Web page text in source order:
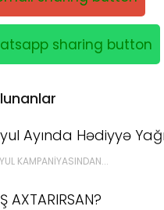
Ayında Hədiyyə
KAMPANIYASINDAN...
AXTARIRSAN?